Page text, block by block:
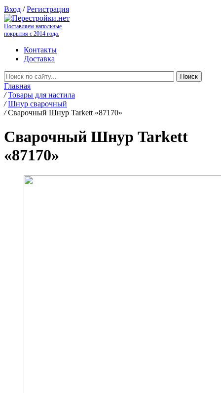
Вход /Регистрация
Поставляем напольные
покрытия с 2014 года.
Контакты
Доставка
Главная
/ Товары для настила
/ Шнур сварочный
/ Сварочный Шнур Tarkett «87170»
Сварочный Шнур Tarkett
«87170»